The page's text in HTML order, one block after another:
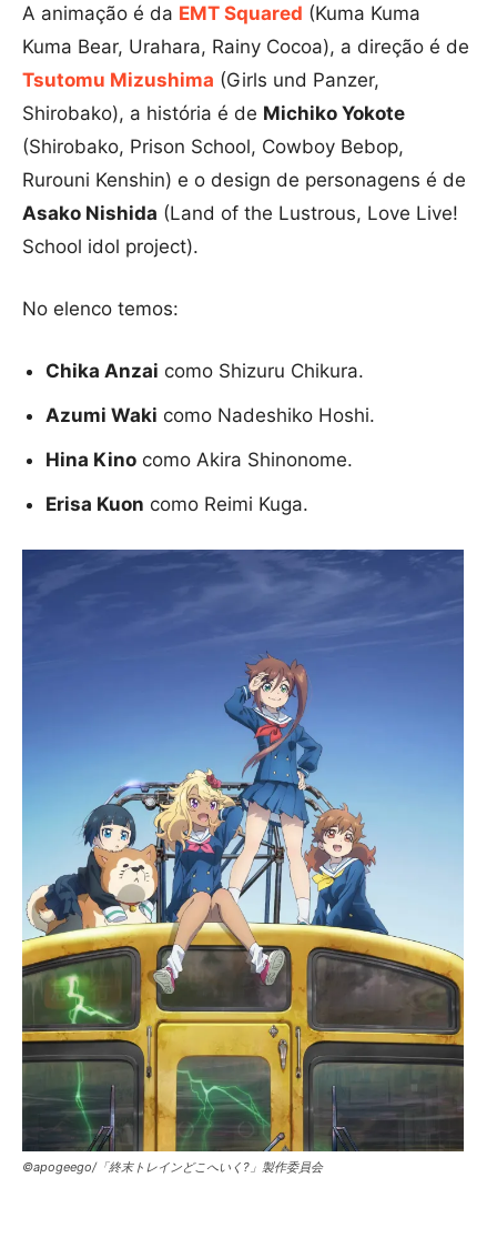
A animação é da EMT Squared (Kuma Kuma
Kuma Bear, Urahara, Rainy Cocoa), a direção é de
Tsutomu Mizushima (Girls und Panzer,
Shirobako), a história é de Michiko Yokote
(Shirobako, Prison School, Cowboy Bebop,
Rurouni Kenshin) e o design de personagens é de
Asako Nishida (Land of the Lustrous, Love Live!
School idol project).
No elenco temos:
Chika Anzai como Shizuru Chikura.
Azumi Waki como Nadeshiko Hoshi.
Hina Kino como Akira Shinonome.
Erisa Kuon como Reimi Kuga.
©apogeego/「終末トレインどこへいく?」製作委員会